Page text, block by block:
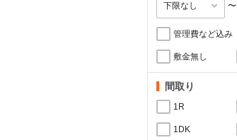
〜
管理費など込み
敷金無し
間取り
1R
1DK